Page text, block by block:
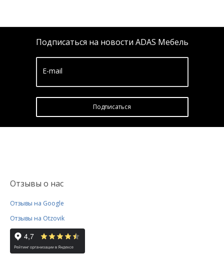
Подписаться на новости ADAS Мебель
E-mail
Подписатьcя
Отзывы о нас
Отзывы на Google
Отзывы на Otzovik